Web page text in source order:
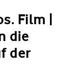
Film |
die
der